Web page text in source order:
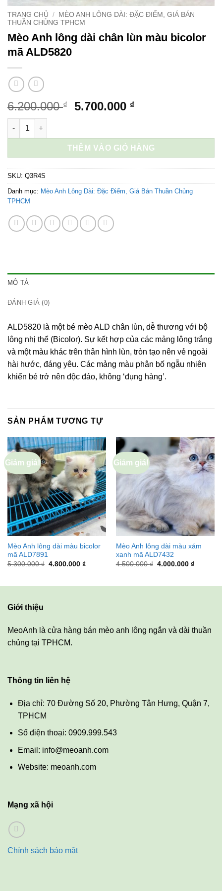
TRANG CHỦ /
MÈO ANH LÔNG DÀI: ĐẶC ĐIỂM, GIÁ BÁN
THUẦN CHỦNG TPHCM
Mèo Anh lông dài chân lùn màu bicolor
mã ALD5820
6.200.000₫
Giá
6.200.000 ₫.
5.700.000 ₫Giá
là:
5.700.000 ₫.
Mèo Anh lông dài chân lùn màu bicolor mã ALD5820 số lượng
THÊM VÀO GIỎ HÀNG
SKU: Q3R4S
Danh mục: Mèo Anh Lông Dài: Đặc Điểm, Giá Bán Thuần Chủng
TPHCM
MÔ TẢ
ĐÁNH GIÁ (0)
ALD5820 là một bé mèo ALD chân lùn, dễ thương với bộ
lông nhị thể (Bicolor). Sự kết hợp của các mảng lông trắng
và một màu khác trên thân hình lùn, tròn tạo nên vẻ ngoài
hài hước, đáng yêu. Các mảng màu phân bố ngẫu nhiên
khiến bé trở nên độc đáo, không ‘đụng hàng’.
SẢN PHẨM TƯƠNG TỰ
Giảm giá!
Mèo Anh lông dài màu bicolor
mã ALD7891
5.300.000₫ Giá
4.800.000 ₫Giá
Giảm giá!
Mèo Anh lông dài màu xám
xanh mã ALD7432
4.500.000₫ Giá
4.000.000 ₫Giá
Giới thiệu
MeoAnh là cửa hàng bán mèo anh lông ngắn và dài thuần
chủng tại TPHCM.
Thông tin liên hệ
Địa chỉ: 70 Đường Số 20, Phường Tân Hưng, Quận 7,
TPHCM
Số điện thoại: 0909.999.543
Email: info@meoanh.com
Website: meoanh.com
Mạng xã hội
Chính sách bảo mật